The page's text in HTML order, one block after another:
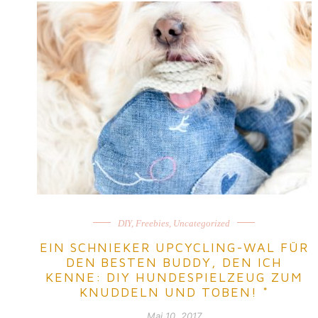
DIY, Freebies Uncategorized
EIN SCHNIEKER UPCYCLING-WAL FÜR
DEN BESTEN BUDDY, DEN ICH
KENNE: DIY HUNDESPIELZEUG ZUM
KNUDDELN UND TOBEN! *
Mai 10, 2017